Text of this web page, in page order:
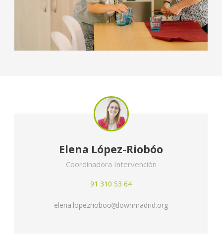
Elena López-Riobóo
Coordinadora Intervención
91 310 53 64
elena.lopezrioboo@downmadrid.org